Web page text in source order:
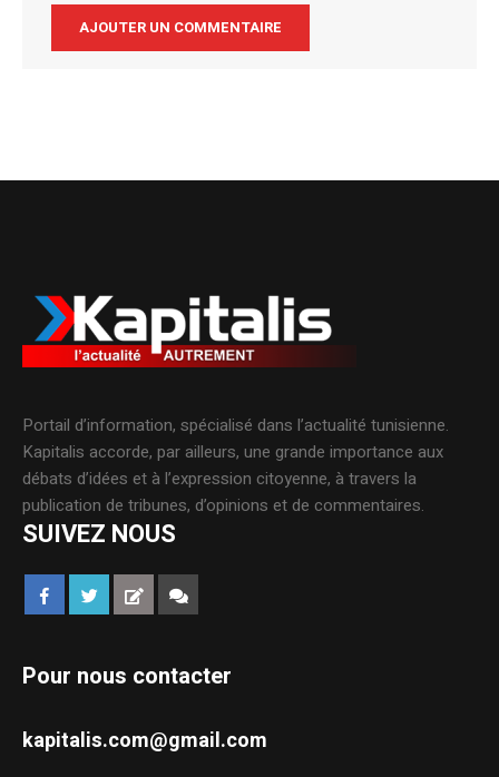
Portail d’information, spécialisé dans l’actualité tunisienne.
Kapitalis accorde, par ailleurs, une grande importance aux
débats d’idées et à l’expression citoyenne, à travers la
publication de tribunes, d’opinions et de commentaires.
SUIVEZ NOUS
Pour nous contacter
kapitalis.com@gmail.com